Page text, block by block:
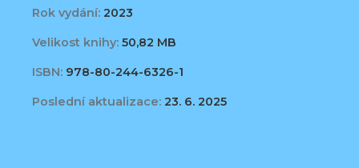
Rok vydání: 2023
Velikost knihy: 50,82 MB
ISBN: 978-80-244-6326-1
Poslední aktualizace: 23. 6. 2025